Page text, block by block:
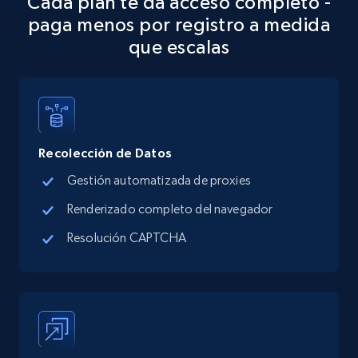
Place id, URL, Country, Name, Category,
Address, Description, Business details, and
13.2K+
Google Maps full information - discover
Place id, URL, Country, Name, Category,
Address, Description, Business details, and
paga menos por registro a medida
que escalas
Recolección de Datos
Gestión automatizada de proxies
Renderizado completo del navegador
Resolución CAPTCHA